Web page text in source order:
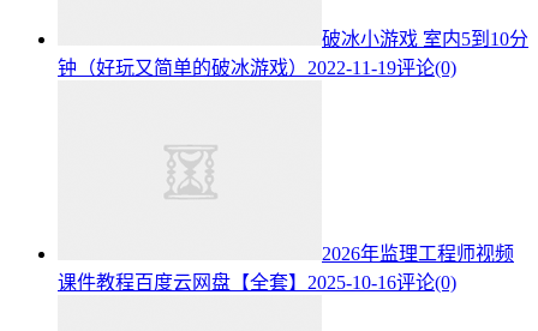
破冰小游戏 室内5到10分
钟（好玩又简单的破冰游戏） 2022-11-19评论(0)
2026年监理工程师视频
课件教程百度云网盘【全套】 2025-10-16评论(0)